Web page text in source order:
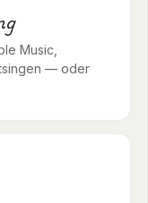
Music,
— oder